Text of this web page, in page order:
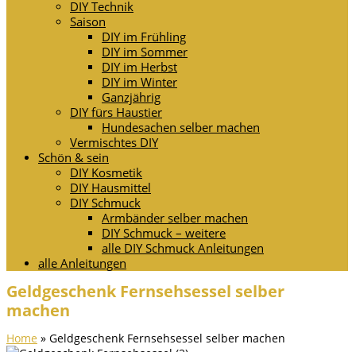
DIY Technik
Saison
DIY im Frühling
DIY im Sommer
DIY im Herbst
DIY im Winter
Ganzjährig
DIY fürs Haustier
Hundesachen selber machen
Vermischtes DIY
Schön & sein
DIY Kosmetik
DIY Hausmittel
DIY Schmuck
Armbänder selber machen
DIY Schmuck – weitere
alle DIY Schmuck Anleitungen
alle Anleitungen
Geldgeschenk Fernsehsessel selber
machen
Home » Geldgeschenk Fernsehsessel selber machen